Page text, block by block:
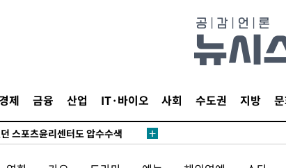
경제 금융 산업 IT·바이오 사회 수도권 지방
나며 폭염 잠시 꺾인다"
시간 걸린 초유의 압수수색(종
파문에 "현재는 내부 지침 준수"
도미사일…감시·경계태세 강화"